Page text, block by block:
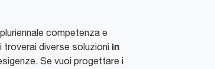
competenza e
troverai diverse soluzioni in
Se vuoi progettare i